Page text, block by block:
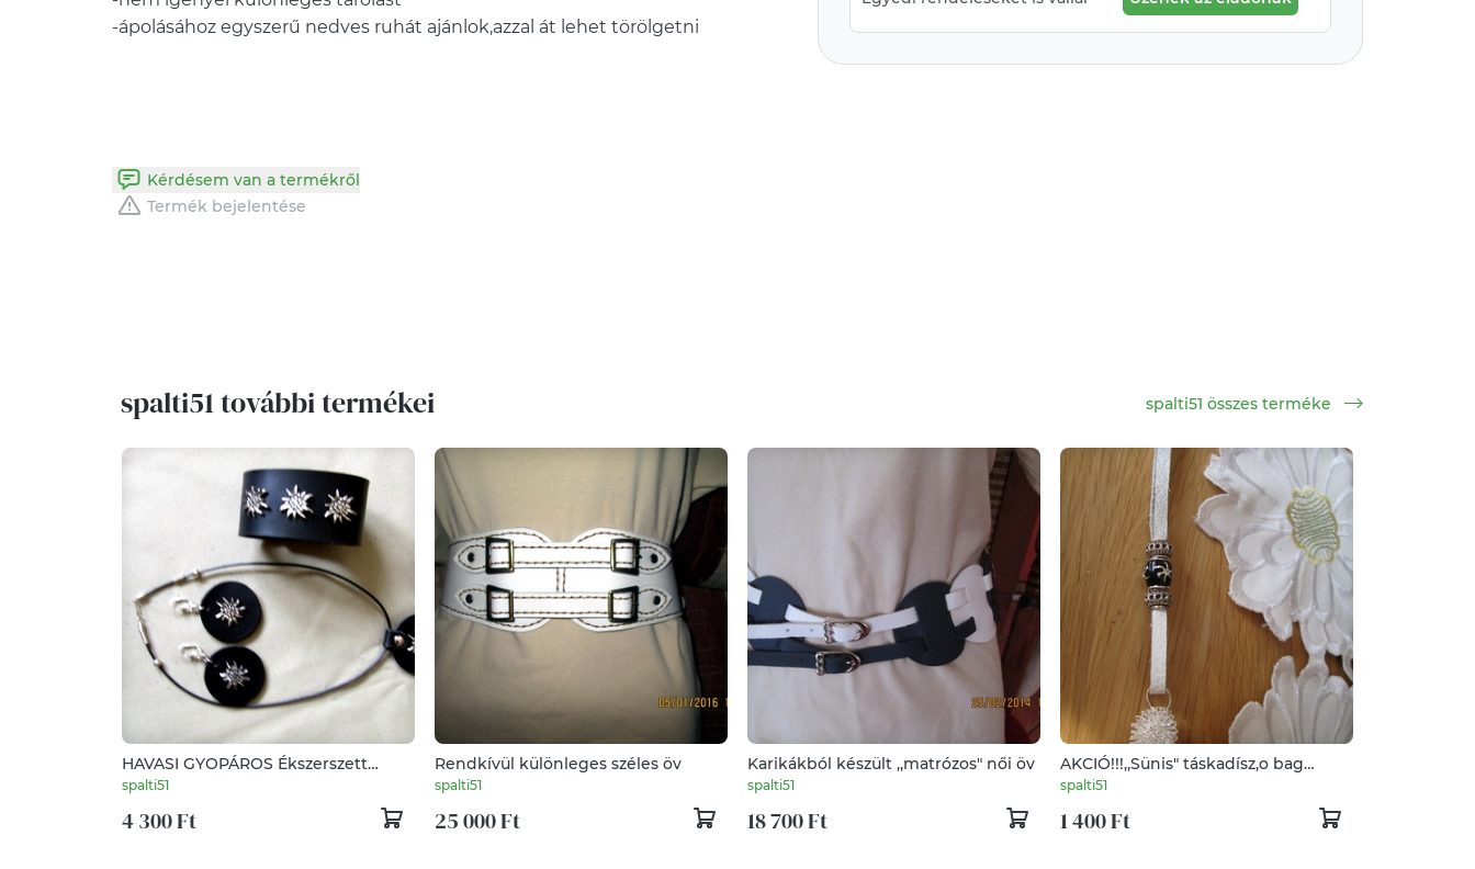
-ápolásához egyszerű nedves ruhát ajánlok,azzal át lehet törölgetni
Kérdésem van a termékről
Termék bejelentése
spalti51 további termékei spalti51 összes terméke
HAVASI GYOPÁROS Ékszerszett
bőrből
spalti51
4 300 Ft
Rendkívül különleges széles öv
spalti51
25 000 Ft
Karikákból készült ,,matrózos" női öv
spalti51
18 700 Ft
AKCIÓ!!!,,Sünis" táskadísz,o bag
táskákhoz
spalti51
1 400 Ft